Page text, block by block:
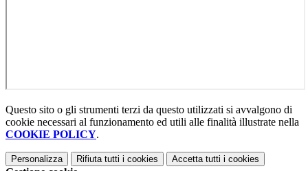
Questo sito o gli strumenti terzi da questo utilizzati si avvalgono di
cookie necessari al funzionamento ed utili alle finalità illustrate nella
COOKIE POLICY.
Personalizza Rifiuta tutti i cookies Accetta tutti i cookies